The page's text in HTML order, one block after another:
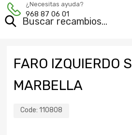
¿Necesitas ayuda?
968 87 06 01
FARO IZQUIERDO
MARBELLA
Code: 110808